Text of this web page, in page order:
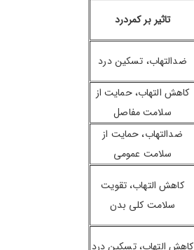
تاثیر بر کمردرد
ضدالتهاب، تسکین درد
کاهش التهاب، حمایت از
سلامت مفاصل
ضدالتهاب، حمایت از
سلامت عمومی
کاهش التهاب، تقویت
سلامت کلی بدن
کاهش التهاب، تسکین درد